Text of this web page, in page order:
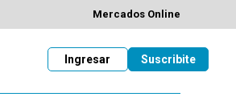
Mercados Online
Suscribite
Ingresar